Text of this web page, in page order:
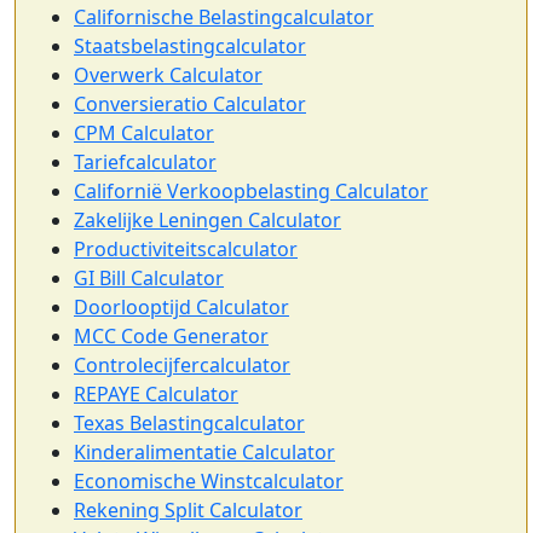
Californische Belastingcalculator
Staatsbelastingcalculator
Overwerk Calculator
Conversieratio Calculator
CPM Calculator
Tariefcalculator
Californië Verkoopbelasting Calculator
Zakelijke Leningen Calculator
Productiviteitscalculator
GI Bill Calculator
Doorlooptijd Calculator
MCC Code Generator
Controlecijfercalculator
REPAYE Calculator
Texas Belastingcalculator
Kinderalimentatie Calculator
Economische Winstcalculator
Rekening Split Calculator